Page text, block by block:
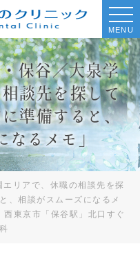
MENU
保谷／大泉学
談先を探して
準備すると、
なるメモ」
リアで、休職の相談先を探
、相談がスムーズになるメ
東京市「保谷駅」北口すぐ